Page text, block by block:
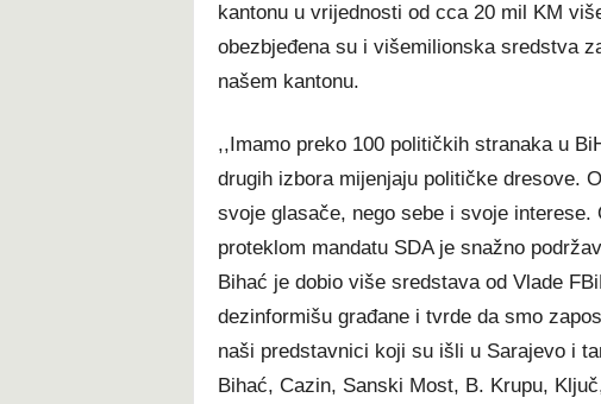
kantonu u vrijednosti od cca 20 mil KM
obezbjeđena su i višemilionska sredstva
našem kantonu.
,,Imamo preko 100 političkih stranaka u
drugih izbora mijenjaju političke dresove.
svoje glasače, nego sebe i svoje
proteklom mandatu SDA je snažno
Bihać je dobio više sredstava od Vlade
dezinformišu građane i tvrde da smo
naši predstavnici koji su išli u Sarajevo i
Bihać, Cazin, Sanski Most, B. Krupu,